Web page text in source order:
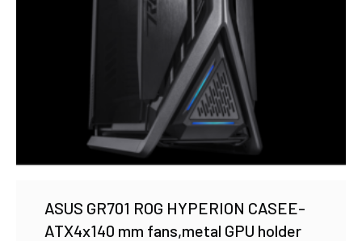
ASUS GR701 ROG HYPERION CASEE-
ATX4x140 mm fans,metal GPU holder